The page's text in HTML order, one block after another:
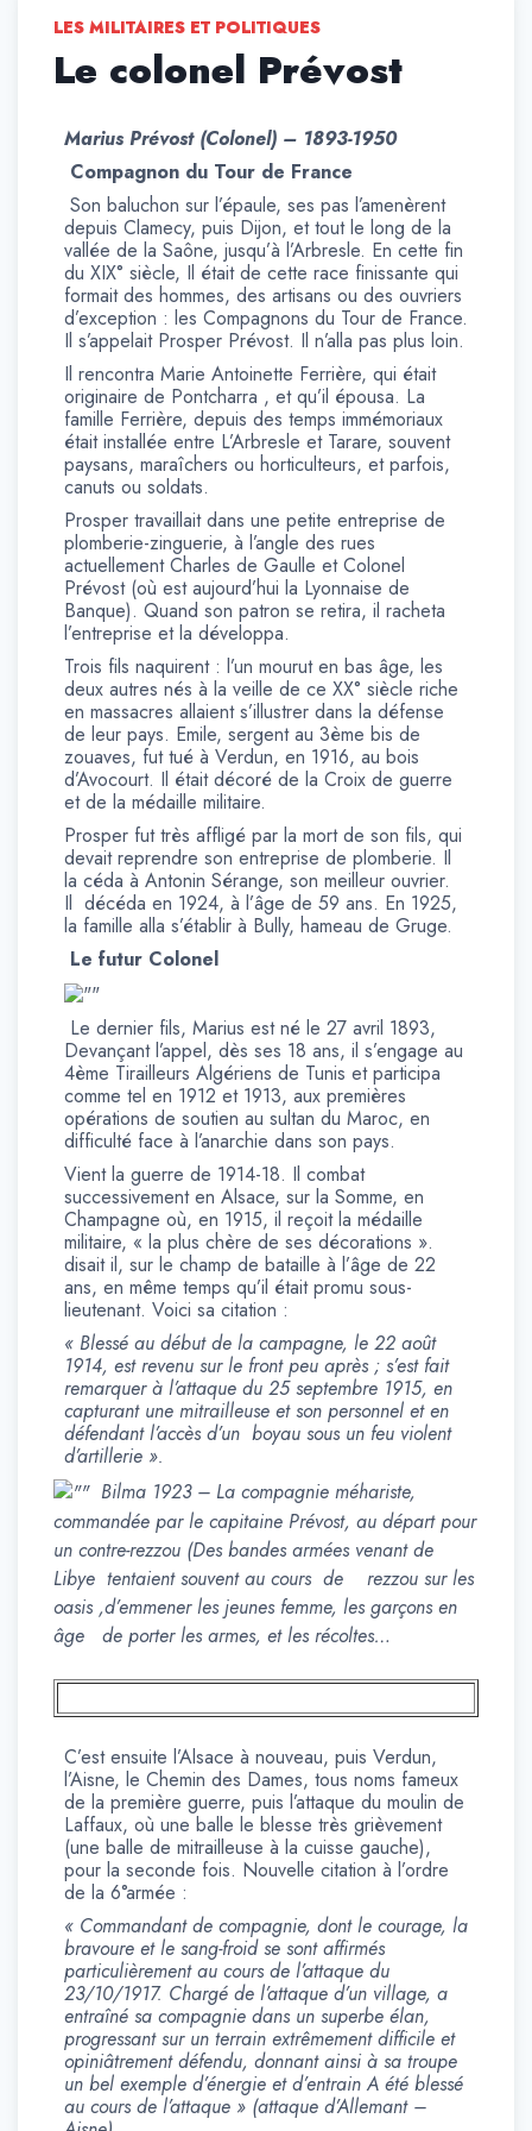
LES MILITAIRES ET POLITIQUES
Le colonel Prévost
Marius Prévost (Colonel) – 1893-1950
Compagnon du Tour de France
Son baluchon sur l’épaule, ses pas l’amenèrent
depuis Clamecy, puis Dijon, et tout le long de la
vallée de la Saône, jusqu’à l’Arbresle. En cette fin
du XIX° siècle, Il était de cette race finissante qui
formait des hommes, des artisans ou des ouvriers
d’exception : les Compagnons du Tour de France.
Il s’appelait Prosper Prévost. Il n’alla pas plus loin.
Il rencontra Marie Antoinette Ferrière, qui était
originaire de Pontcharra , et qu’il épousa. La
famille Ferrière, depuis des temps immémoriaux
était installée entre L’Arbresle et Tarare, souvent
paysans, maraîchers ou horticulteurs, et parfois,
canuts ou soldats.
Prosper travaillait dans une petite entreprise de
plomberie-zinguerie, à l’angle des rues
actuellement Charles de Gaulle et Colonel
Prévost (où est aujourd’hui la Lyonnaise de
Banque). Quand son patron se retira, il racheta
l’entreprise et la développa.
Trois fils naquirent : l’un mourut en bas âge, les
deux autres nés à la veille de ce XX° siècle riche
en massacres allaient s’illustrer dans la défense
de leur pays. Emile, sergent au 3ème bis de
zouaves, fut tué à Verdun, en 1916, au bois
d’Avocourt. Il était décoré de la Croix de guerre
et de la médaille militaire.
Prosper fut très affligé par la mort de son fils, qui
devait reprendre son entreprise de plomberie. Il
la céda à Antonin Sérange, son meilleur ouvrier.
Il décéda en 1924, à l’âge de 59 ans. En 1925,
la famille alla s’établir à Bully, hameau de Gruge.
Le futur Colonel
Le dernier fils, Marius est né le 27 avril 1893,
Devançant l’appel, dès ses 18 ans, il s’engage au
4ème Tirailleurs Algériens de Tunis et participa
comme tel en 1912 et 1913, aux premières
opérations de soutien au sultan du Maroc, en
difficulté face à l’anarchie dans son pays.
Vient la guerre de 1914-18. Il combat
successivement en Alsace, sur la Somme, en
Champagne où, en 1915, il reçoit la médaille
militaire, « la plus chère de ses décorations ».
disait il, sur le champ de bataille à l’âge de 22
ans, en même temps qu’il était promu sous-
lieutenant. Voici sa citation :
« Blessé au début de la campagne, le 22 août
1914, est revenu sur le front peu après ; s’est fait
remarquer à l’attaque du 25 septembre 1915, en
capturant une mitrailleuse et son personnel et en
défendant l’accès d’un boyau sous un feu violent
d’artillerie ».
Bilma 1923 – La compagnie méhariste,
commandée par le capitaine Prévost, au départ pour
un contre-rezzou (Des bandes armées venant de
Libye tentaient souvent au cours de rezzou sur les
oasis ,d’emmener les jeunes femme, les garçons en
âge de porter les armes, et les récoltes…
C’est ensuite l’Alsace à nouveau, puis Verdun,
l’Aisne, le Chemin des Dames, tous noms fameux
de la première guerre, puis l’attaque du moulin de
Laffaux, où une balle le blesse très grièvement
(une balle de mitrailleuse à la cuisse gauche),
pour la seconde fois. Nouvelle citation à l’ordre
de la 6°armée :
« Commandant de compagnie, dont le courage, la
bravoure et le sang-froid se sont affirmés
particulièrement au cours de l’attaque du
23/10/1917. Chargé de l’attaque d’un village, a
entraîné sa compagnie dans un superbe élan,
progressant sur un terrain extrêmement difficile et
opiniâtrement défendu, donnant ainsi à sa troupe
un bel exemple d’énergie et d’entrain A été blessé
au cours de l’attaque » (attaque d’Allemant –